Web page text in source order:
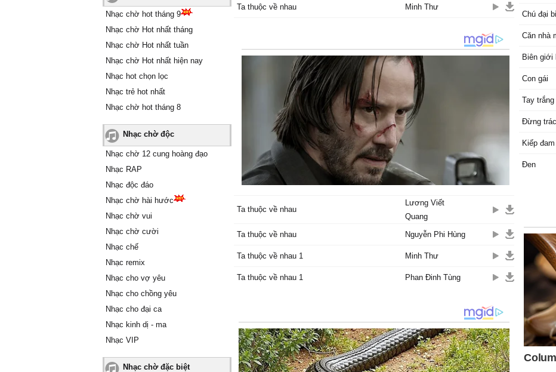
Nhạc chờ hot tháng 9
Nhạc chờ Hot nhất tháng
Nhạc chờ Hot nhất tuần
Nhạc chờ Hot nhất hiện nay
Nhạc hot chọn lọc
Nhạc trẻ hot nhất
Nhạc chờ hot tháng 8
Nhạc chờ độc
Nhạc chờ 12 cung hoàng đạo
Nhạc RAP
Nhạc độc đáo
Nhạc chờ hài hước
Nhạc chờ vui
Nhạc chờ cười
Nhạc chế
Nhạc remix
Nhạc cho vợ yêu
Nhạc cho chồng yêu
Nhạc cho đại ca
Nhạc kinh dị - ma
Nhạc VIP
Nhạc chờ đặc biệt
Ta thuộc về nhau Minh Thư
Ta thuộc về nhau
Lương Viết
Quang
Ta thuộc về nhau
Nguyễn Phi Hùng
Ta thuộc về nhau 1 Minh Thư
Ta thuộc về nhau 1 Phan Đinh Tùng
Chú đại bi
Căn nhà
Biên giới
Con gái
Tay
Đừng
Kiếp
Đen